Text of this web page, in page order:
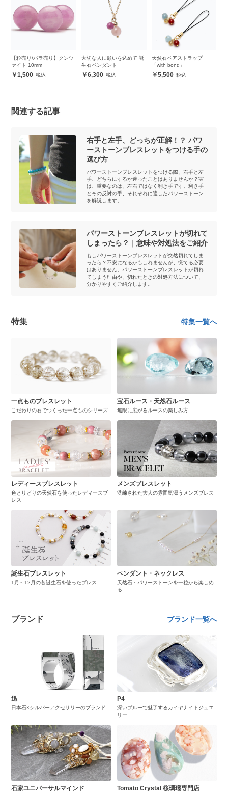
大切な人に願いを込めて 誕
生石ペンダント
6,300
天然石ペアストラップ
「with bond」
5,500
【粒売り/バラ売り】クンツ
ァイト 6mm
600
関連する記事
右手と左手、どっちが正解！？ パワ
ーストーンブレスレットをつける手の
選び方
パワーストーンブレスレットをつける際、右手と左
手、どちらにするか迷ったことはありませんか？実
は、重要なのは、左右ではなく利き手です。利き手
とその反対の手、それぞれに適したパワーストーン
を解説します。
パワーストーンブレスレットが切れて
しまったら？｜意味や対処法をご紹介
もしパワーストーンブレスレットが突然切れてしま
ったら？不安になるかもしれませんが、慌てる必要
はありません。パワーストーンブレスレットが切れ
てしまう理由や、切れたときの対処方法について、
分かりやすくご紹介します。
特集 特集一覧へ
一点ものブレスレット
こだわりの石でつくった一点ものシリーズ
宝石ルース・天然石ルース
無限に広がるルースの楽しみ方
レディースブレスレット
色とりどりの天然石を使ったレディースブ
レス
メンズブレスレット
洗練された大人の雰囲気漂うメンズブレス
誕生石ブレスレット
1月～12月の各誕生石を使ったブレス
ペンダント・ネックレス
天然石・パワーストーンを一粒から楽しめ
る
ブランド ブランド一覧へ
迅
日本石×シルバーアクセサリーのブランド
P4
深いブルーで魅了するカイヤナイトジュエ
リー
石家ユニバーサルマインド Tomato Crystal 桜瑪瑙専門店